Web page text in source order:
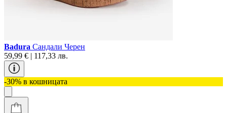
Badura Сандали Черен
59,99 € | 117,33 лв.
-30% в кошницата